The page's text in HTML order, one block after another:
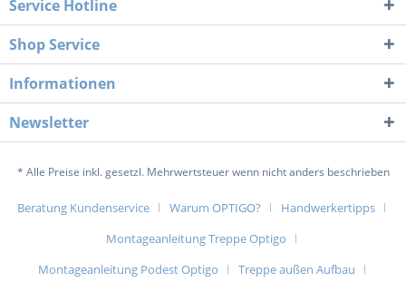
Service Hotline
Shop Service
Informationen
Newsletter
* Alle Preise inkl. gesetzl. Mehrwertsteuer wenn nicht anders beschrieben
Beratung Kundenservice Warum OPTIGO?
Handwerkertipps
Montageanleitung Treppe Optigo
Montageanleitung Podest Optigo
Treppe außen Aufbau